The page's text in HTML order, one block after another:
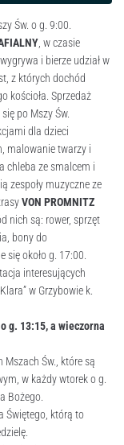
Św. o g. 9:00.
, w czasie
i bierze udział w
z których dochód
kościoła. Sprzedaż
po Mszy Św.
dla dzieci
malowanie twarzy i
chleba ze smalcem i
zespoły muzyczne ze
VON PROMNITZ
nich są: rower, sprzęt
bony do
około g. 17:00.
interesujących
w Grzybowie k.
g. 13:15, a wieczorna
Św., które są
w każdy wtorek o g.
Bożego.
Świętego, którą to